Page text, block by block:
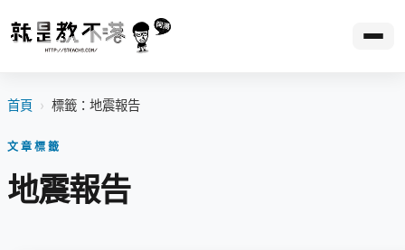
首頁 › 標籤：地震報告
文章標籤
地震報告